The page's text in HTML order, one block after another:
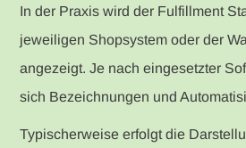
In der Praxis wird der Fulfillment
jeweiligen Shopsystem oder der
angezeigt. Je nach eingesetzter
sich Bezeichnungen und
Typischerweise erfolgt die